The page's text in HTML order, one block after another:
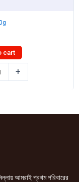
cart
+
আমরাই প্রথম পরিবারের